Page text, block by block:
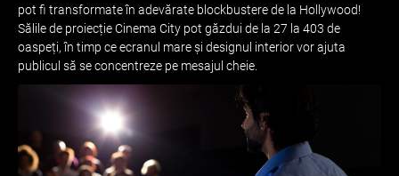
pot fi transformate în adevărate blockbustere de la Hollywood!
Sălile de proiecție Cinema City pot găzdui de la 27 la 403 de
oaspeți, în timp ce ecranul mare și designul interior vor ajuta
publicul să se concentreze pe mesajul cheie.